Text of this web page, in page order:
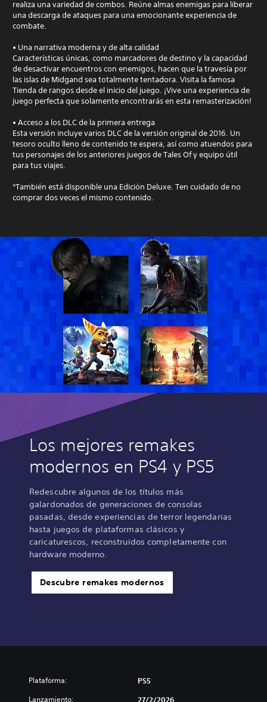
realiza una variedad de combos. Reúne almas enemigas para liberar
una descarga de ataques para una emocionante experiencia de
combate.
• Una narrativa moderna y de alta calidad
Características únicas, como marcadores de destino y la capacidad
de desactivar encuentros con enemigos, hacen que la travesía por
las islas de Midgand sea totalmente tentadora. Visita la famosa
Tienda de rangos desde el inicio del juego. ¡Vive una experiencia de
juego perfecta que solamente encontrarás en esta remasterización!
• Acceso a los DLC de la primera entrega
Esta versión incluye varios DLC de la versión original de 2016. Un
tesoro oculto lleno de contenido te espera, así como atuendos para
tus personajes de los anteriores juegos de Tales Of y equipo útil
para tus viajes.
*También está disponible una Edición Deluxe. Ten cuidado de no
comprar dos veces el mismo contenido.
Los mejores remakes
modernos en PS4 y PS5
Redescubre algunos de los títulos más
galardonados de generaciones de consolas
pasadas, desde experiencias de terror legendarias
hasta juegos de plataformas clásicos y
caricaturescos, reconstruidos completamente con
hardware moderno.
Descubre remakes modernos
Plataforma: PS5
Lanzamiento: 27/2/2026